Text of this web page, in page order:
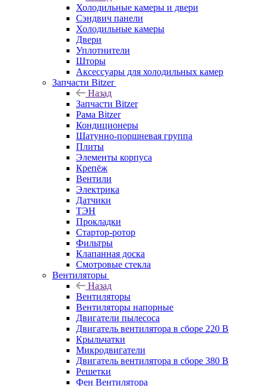
Холодильные камеры и двери
Сэндвич панели
Холодильные камеры
Двери
Уплотнители
Шторы
Аксессуары для холодильных камер
Запчасти Bitzer
Назад
Запчасти Bitzer
Рама Bitzer
Кондиционеры
Шатунно-поршневая группа
Плиты
Элементы корпуса
Крепёж
Вентили
Электрика
Датчики
ТЭН
Прокладки
Стартор-ротор
Фильтры
Клапанная доска
Смотровые стекла
Вентиляторы
Назад
Вентиляторы
Вентиляторы напорные
Двигатели пылесоса
Двигатель вентилятора в сборе 220 В
Крыльчатки
Микродвигатели
Двигатель вентилятора в сборе 380 В
Решетки
Фен Вентилятора